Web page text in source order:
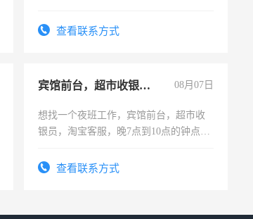
电话查看联系方式
宾馆前台，超市收银员，淘宝客服 08月07日
想找一个夜班工作，宾馆前台，超市收
银员，淘宝客服，晚7点到10点的钟点
号同微信查看联系方式